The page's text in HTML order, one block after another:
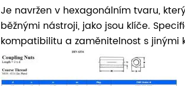
Je navržen v hexagonálním tvaru,
běžnými nástroji, jako jsou klíče.
kompatibilitu a zaměnitelnost s